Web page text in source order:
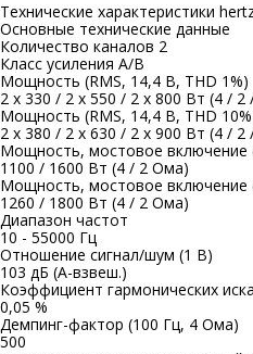
Технические характеристики
Основные технические данные
Количество каналов 2
Класс усиления A/B
Мощность (RMS, 14,4 В, THD 1%)
2 х 330 / 2 х 550 / 2 х 800 Вт (4 /
Мощность (RMS, 14,4 В, THD
2 х 380 / 2 х 630 / 2 х 900 Вт (4 /
Мощность, мостовое включение
1100 / 1600 Вт (4 / 2 Ома)
Мощность, мостовое включение
1260 / 1800 Вт (4 / 2 Ома)
Диапазон частот
10 - 55000 Гц
Отношение сигнал/шум (1 В)
103 дБ (А-взвеш.)
Коэффициент гармонических
0,05 %
Демпинг-фактор (100 Гц, 4 Ома)
500